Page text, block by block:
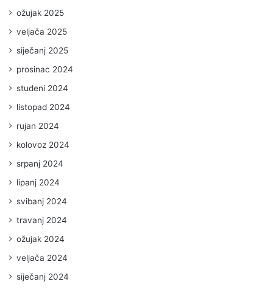
ožujak 2025
veljača 2025
siječanj 2025
prosinac 2024
studeni 2024
listopad 2024
rujan 2024
kolovoz 2024
srpanj 2024
lipanj 2024
svibanj 2024
travanj 2024
ožujak 2024
veljača 2024
siječanj 2024